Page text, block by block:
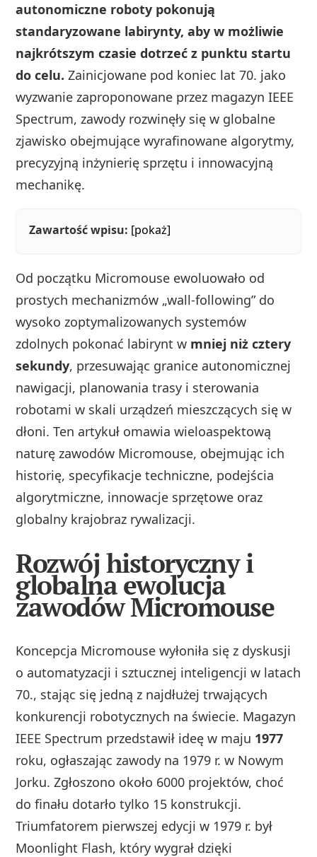
autonomiczne roboty pokonują
standaryzowane labirynty, aby w możliwie
najkrótszym czasie dotrzeć z punktu startu
do celu. Zainicjowane pod koniec lat 70. jako
wyzwanie zaproponowane przez magazyn IEEE
Spectrum, zawody rozwinęły się w globalne
zjawisko obejmujące wyrafinowane algorytmy,
precyzyjną inżynierię sprzętu i innowacyjną
mechanikę.
Zawartość wpisu: [pokaż]
Od początku Micromouse ewoluowało od
prostych mechanizmów „wall-following” do
wysoko zoptymalizowanych systemów
zdolnych pokonać labirynt w mniej niż cztery
sekundy, przesuwając granice autonomicznej
nawigacji, planowania trasy i sterowania
robotami w skali urządzeń mieszczących się w
dłoni. Ten artykuł omawia wieloaspektową
naturę zawodów Micromouse, obejmując ich
historię, specyfikacje techniczne, podejścia
algorytmiczne, innowacje sprzętowe oraz
globalny krajobraz rywalizacji.
Rozwój historyczny i
globalna ewolucja
zawodów Micromouse
Koncepcja Micromouse wyłoniła się z dyskusji
o automatyzacji i sztucznej inteligencji w latach
70., stając się jedną z najdłużej trwających
konkurencji robotycznych na świecie. Magazyn
IEEE Spectrum przedstawił ideę w maju 1977
roku, ogłaszając zawody na 1979 r. w Nowym
Jorku. Zgłoszono około 6000 projektów, choć
do finału dotarło tylko 15 konstrukcji.
Triumfatorem pierwszej edycji w 1979 r. był
Moonlight Flash, który wygrał dzięki